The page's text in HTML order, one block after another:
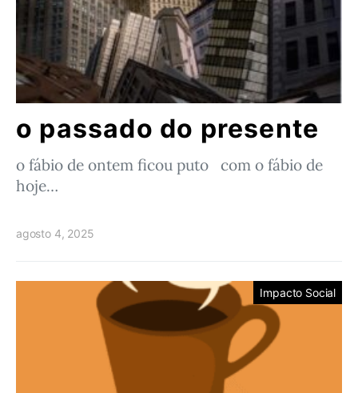
o passado do presente
o fábio de ontem ficou puto com o fábio de
hoje…
agosto 4, 2025
Impacto Social